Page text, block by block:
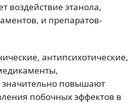
воздействие этанола,
и препаратов-
антипсихотические,
значительно повышают
побочных эффектов в